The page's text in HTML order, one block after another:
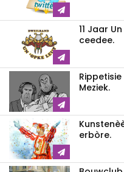
11 Jaar
ceedee.
Meziek.
erbòre.